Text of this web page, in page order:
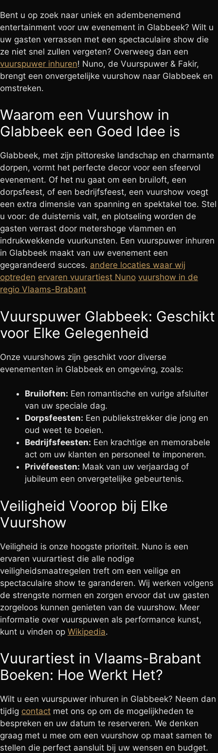
Bent u op zoek naar uniek en adembenemend
entertainment voor uw evenement in Glabbeek? Wilt u
uw gasten verrassen met een spectaculaire show die
ze niet snel zullen vergeten? Overweeg dan een
vuurspuwer inhuren! Nuno, de Vuurspuwer & Fakir,
brengt een onvergetelijke vuurshow naar Glabbeek en
omstreken.
Waarom een Vuurshow in
Glabbeek een Goed Idee is
Glabbeek, met zijn pittoreske landschap en charmante
dorpen, vormt het perfecte decor voor een sfeervol
evenement. Of het nu gaat om een bruiloft, een
dorpsfeest, of een bedrijfsfeest, een vuurshow voegt
een extra dimensie van spanning en spektakel toe. Stel
u voor: de duisternis valt, en plotseling worden de
gasten verrast door metershoge vlammen en
indrukwekkende vuurkunsten. Een vuurspuwer inhuren
in Glabbeek maakt van uw evenement een
gegarandeerd succes. andere locaties waar wij
optreden ervaren vuurartiest Nuno vuurshow in de
regio Vlaams-Brabant
Vuurspuwer Glabbeek: Geschikt
voor Elke Gelegenheid
Onze vuurshows zijn geschikt voor diverse
evenementen in Glabbeek en omgeving, zoals:
Bruiloften: Een romantische en vurige afsluiter
van uw speciale dag.
Dorpsfeesten: Een publiekstrekker die jong en
oud weet te boeien.
Bedrijfsfeesten: Een krachtige en memorabele
act om uw klanten en personeel te imponeren.
Privéfeesten: Maak van uw verjaardag of
jubileum een onvergetelijke gebeurtenis.
Veiligheid Voorop bij Elke
Vuurshow
Veiligheid is onze hoogste prioriteit. Nuno is een
ervaren vuurartiest die alle nodige
veiligheidsmaatregelen treft om een veilige en
spectaculaire show te garanderen. Wij werken volgens
de strengste normen en zorgen ervoor dat uw gasten
zorgeloos kunnen genieten van de vuurshow. Meer
informatie over vuurspuwen als performance kunst,
kunt u vinden op Wikipedia.
Vuurartiest in Vlaams-Brabant
Boeken: Hoe Werkt Het?
Wilt u een vuurspuwer inhuren in Glabbeek? Neem dan
tijdig contact met ons op om de mogelijkheden te
bespreken en uw datum te reserveren. We denken
graag met u mee om een vuurshow op maat samen te
stellen die perfect aansluit bij uw wensen en budget.